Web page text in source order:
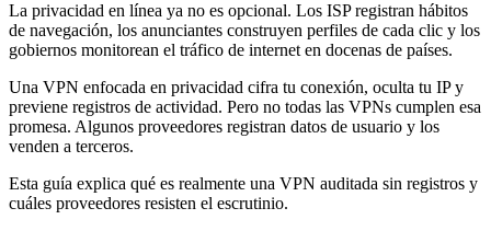
La privacidad en línea ya no es opcional. Los ISP registran hábitos
de navegación, los anunciantes construyen perfiles de cada clic y los
gobiernos monitorean el tráfico de internet en docenas de países.
Una VPN enfocada en privacidad cifra tu conexión, oculta tu IP y
previene registros de actividad. Pero no todas las VPNs cumplen esa
promesa. Algunos proveedores registran datos de usuario y los
venden a terceros.
Esta guía explica qué es realmente una VPN auditada sin registros y
cuáles proveedores resisten el escrutinio.